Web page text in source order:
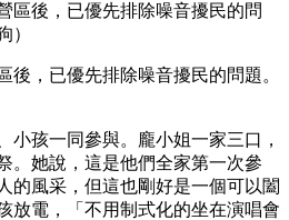
後，已優先排除噪音擾民的問題。
小孩一同參與。龐小姐一家三口，
。她說，這是他們全家第一次參
的風采，但這也剛好是一個可以闔
放電，「不用制式化的坐在演唱會